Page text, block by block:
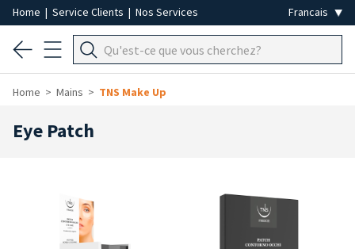
Home | Service Clients | Nos Services
Home Mains TNS Make Up
Eye Patch